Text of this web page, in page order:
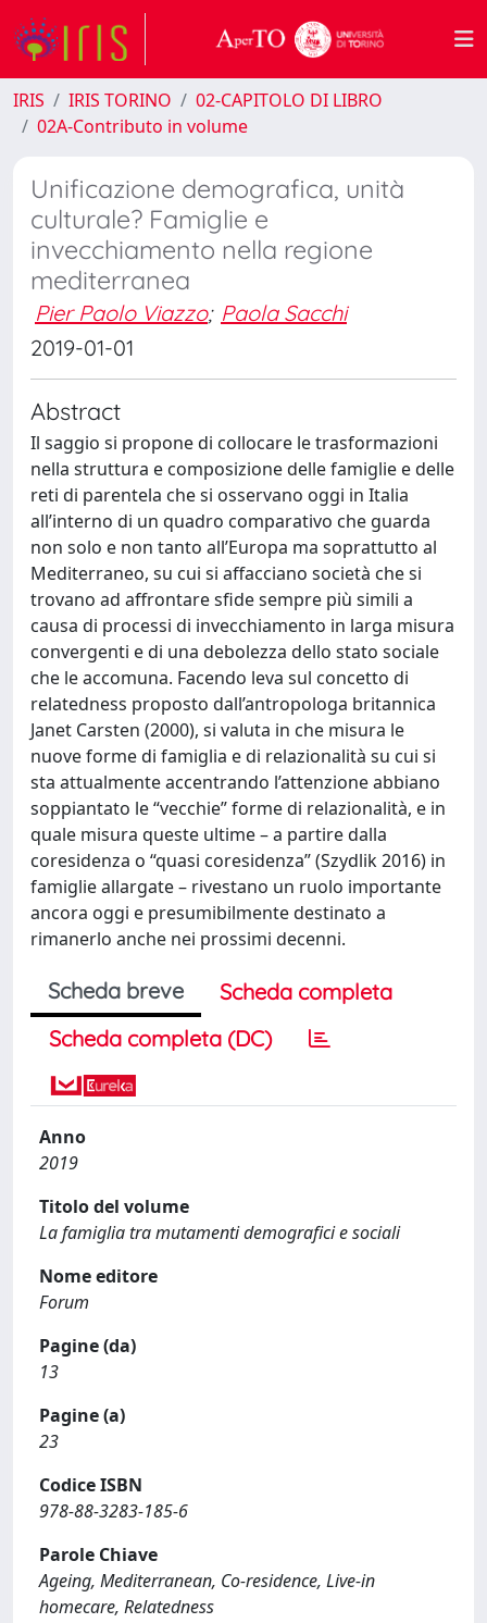
IRIS IRIS TORINO
02-CAPITOLO DI LIBRO
02A-Contributo in volume
Unificazione demografica, unità
culturale? Famiglie e
invecchiamento nella regione
mediterranea
Pier Paolo Viazzo; Paola Sacchi
2019-01-01
Abstract
Il saggio si propone di collocare le trasformazioni
nella struttura e composizione delle famiglie e delle
reti di parentela che si osservano oggi in Italia
all’interno di un quadro comparativo che guarda
non solo e non tanto all’Europa ma soprattutto al
Mediterraneo, su cui si affacciano società che si
trovano ad affrontare sfide sempre più simili a
causa di processi di invecchiamento in larga misura
convergenti e di una debolezza dello stato sociale
che le accomuna. Facendo leva sul concetto di
relatedness proposto dall’antropologa britannica
Janet Carsten (2000), si valuta in che misura le
nuove forme di famiglia e di relazionalità su cui si
sta attualmente accentrando l’attenzione abbiano
soppiantato le “vecchie” forme di relazionalità, e in
quale misura queste ultime – a partire dalla
coresidenza o “quasi coresidenza” (Szydlik 2016) in
famiglie allargate – rivestano un ruolo importante
ancora oggi e presumibilmente destinato a
rimanerlo anche nei prossimi decenni.
Scheda breve
Scheda completa
Scheda completa (DC)
Anno
2019
Titolo del volume
La famiglia tra mutamenti demografici e sociali
Nome editore
Forum
Pagine (da)
13
Pagine (a)
23
Codice ISBN
978-88-3283-185-6
Parole Chiave
Ageing, Mediterranean, Co‑residence, Live‑in
homecare, Relatedness